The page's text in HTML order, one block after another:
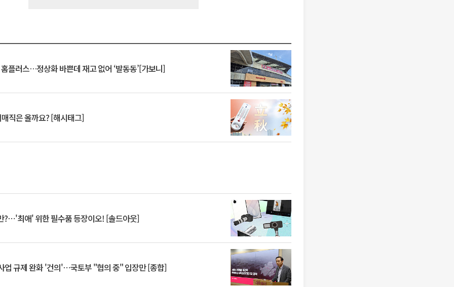
플러스…정상화 바쁜데 재고 없어 ‘발동동’[가보니]
직은 올까요? [해시태그]
?⋯'최애' 위한 필수품 등장이오! [솔드아웃]
업 규제 완화 '건의'⋯국토부 "협의 중" 입장만 [종합]